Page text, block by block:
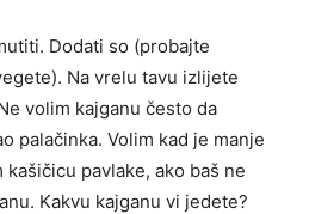
Dodati so (probajte
Na vrelu tavu izlijete
volim kajganu često da
palačinka. Volim kad je manje
kašičicu pavlake, ako baš ne
Kakvu kajganu vi jedete?